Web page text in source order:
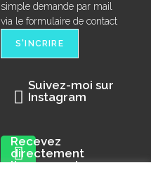
simple demande par mail
via le formulaire de contact
Suivez-moi sur
Instagram
Recevez
directement
l'annonce des